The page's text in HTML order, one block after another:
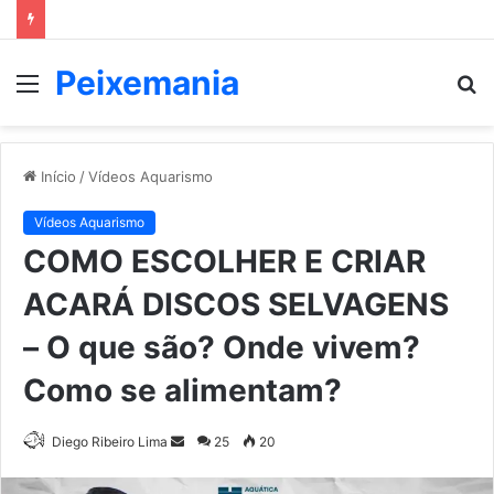
Menu
Peixemania
Início /Vídeos Aquarismo
Vídeos Aquarismo
COMO ESCOLHER E CRIAR
ACARÁ DISCOS SELVAGENS
– O que são? Onde vivem?
Como se alimentam?
Diego Ribeiro Lima
Mande
25 20